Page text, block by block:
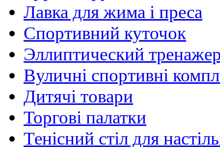
Лавка для жима і преса
Спортивний куточок
Эллиптический
Вуличні спортивні
Дитячі товари
Торгові палатки
Тенісний стіл для